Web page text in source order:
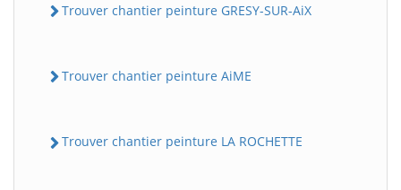
Trouver chantier peinture GRESY-SUR-AiX
Trouver chantier peinture AiME
Trouver chantier peinture LA ROCHETTE